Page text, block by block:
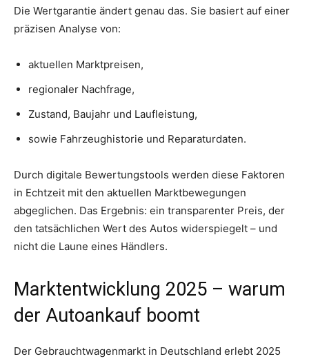
Die Wertgarantie ändert genau das. Sie basiert auf einer
präzisen Analyse von:
aktuellen Marktpreisen,
regionaler Nachfrage,
Zustand, Baujahr und Laufleistung,
sowie Fahrzeughistorie und Reparaturdaten.
Durch digitale Bewertungstools werden diese Faktoren
in Echtzeit mit den aktuellen Marktbewegungen
abgeglichen. Das Ergebnis: ein transparenter Preis, der
den tatsächlichen Wert des Autos widerspiegelt – und
nicht die Laune eines Händlers.
Marktentwicklung 2025 – warum
der Autoankauf boomt
Der Gebrauchtwagenmarkt in Deutschland erlebt 2025